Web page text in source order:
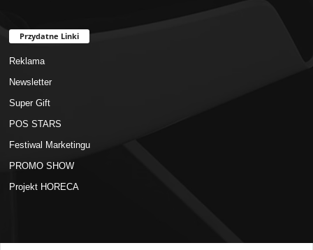
Przydatne Linki
Reklama
Newsletter
Super Gift
POS STARS
Festiwal Marketingu
PROMO SHOW
Projekt HORECA